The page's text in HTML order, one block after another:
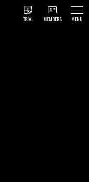
TRIAL MEMBERS MENU